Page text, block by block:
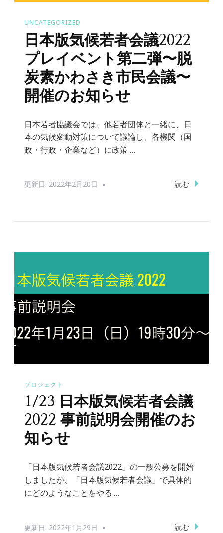
UNCATEGORIZED
日本版気候若者会議2022
プレイベント第二弾〜脱
炭素かわさき市民会議〜
開催のお知らせ
日本若者協議会では、他若者団体と一緒に、日
本の気候変動対策について議論し、各機関（国
政・行政・企業など）に政策 …
更新日: 2022年2月20日 読む
プロジェクト
1/23 日本版気候若者会議
2022 事前説明会開催のお
知らせ
「日本版気候若者会議2022」の一般公募を開始
しましたが、「日本版気候若者会議」で具体的
にどのようなことをやる …
更新日: 2022年1月29日 読む